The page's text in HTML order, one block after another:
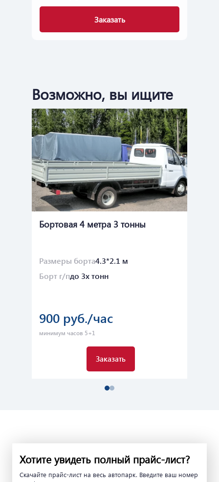
Заказать
Возможно, вы ищите
Бортовая 4 метра 3 тонны
Размеры борта4.3*2.1 м
Борт г/пдо 3х тонн
900 руб./час
минимум часов 5+1
Заказать
Хотите увидеть полный прайс-лист?
Скачайте прайс-лист на весь автопарк. Введите ваш номер